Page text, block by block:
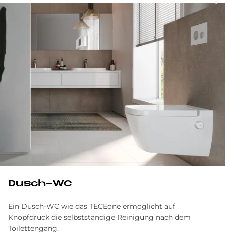
Dusch-WC
Ein Dusch-WC wie das TECEone ermöglicht auf
Knopfdruck die selbstständige Reinigung nach dem
Toilettengang.